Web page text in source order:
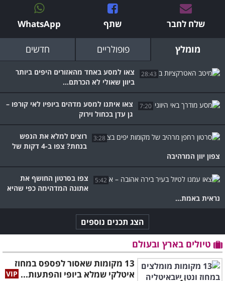
שלח לחבר שתף WhatsApp
מומלץ פופולריים חדשים
28:43
צאו למסע באחד מהאזורים היפים ביותר
ביוון שאולי לא הכרתם...
7:20
צאו איתנו למסע מדהים ביופיו לאי קורפו –
גן עדן בכחול וירוק
3:28
רוצים למלא את הנפש
בנחת? צפו ב-4 דקות של
צפון יוון המרהיבה
5:42
צפו בסרטון החושף את
אתונה המדהימה כפי שהיא
נראית באמת...
הצג תכנים נוספים
טיולים בארץ ובעולם
13 מקומות שאסור לפספס במחוז
איטלקי שמלא ביופי והפתעות...